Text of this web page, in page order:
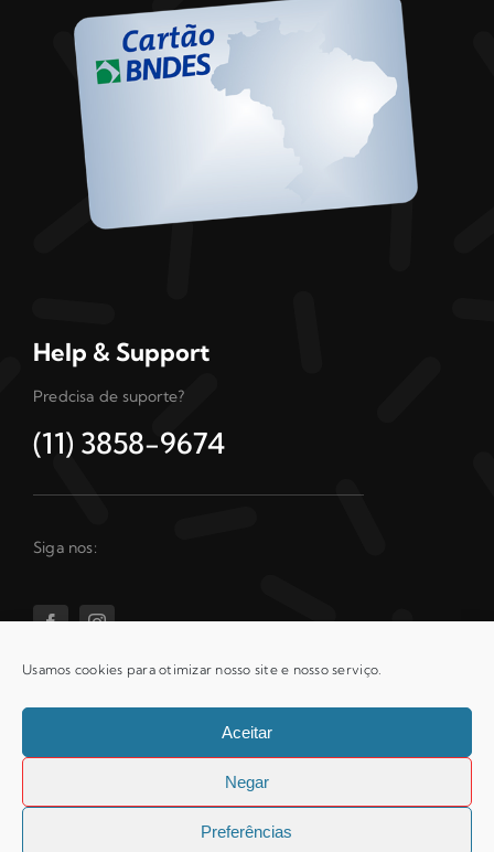
Usamos cookies para otimizar nosso site e nosso serviço.
Aceitar
Negar
Preferências
Help & Support
Predcisa de suporte?
(11) 3858-9674
Siga nos:
© 2007 - 2026© Copyright2026 | Todos os Direitos
Reservados- Criado por: |Controlleads Marketing Digital